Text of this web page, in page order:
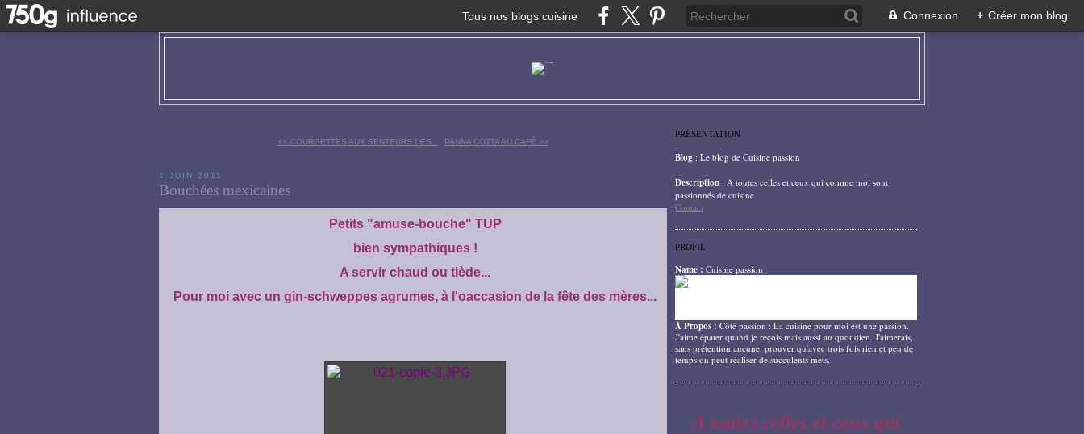
Tous nos blogs cuisine Connexion + Créer mon blog
<< COURGETTES AUX SENTEURS DES... PANNA COTTA AU CAFÉ >>
1 JUIN 2011
Bouchées mexicaines
Petits "amuse-bouche" TUP
bien sympathiques !
A servir chaud ou tiède...
Pour moi avec un gin-schweppes agrumes, à l'oaccasion de la fête des mères...
PRÉSENTATION
Blog : Le blog de Cuisine passion
Description : A toutes celles et ceux qui comme moi sont
passionnés de cuisine
Contact
PROFIL
Name : Cuisine passion
À Propos : Côté passion : La cuisine pour moi est une passion.
J'aime épater quand je reçois mais aussi au quotidien. J'aimerais,
sans prétention aucune, prouver qu'avec trois fois rien et peu de
temps on peut réaliser de succulents mets.
A toutes celles et ceux qui